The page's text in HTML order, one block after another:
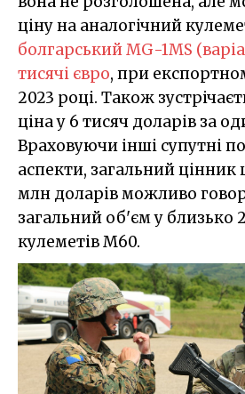
ціну на аналогічний
болгарський MG-1МS
тисячі євро, при
2023 році. Також
ціна у 6 тисяч доларів за
Враховуючи інші супутні
аспекти, загальний цінник
млн доларів можливо
загальний об'єм у близько
кулеметів M60.